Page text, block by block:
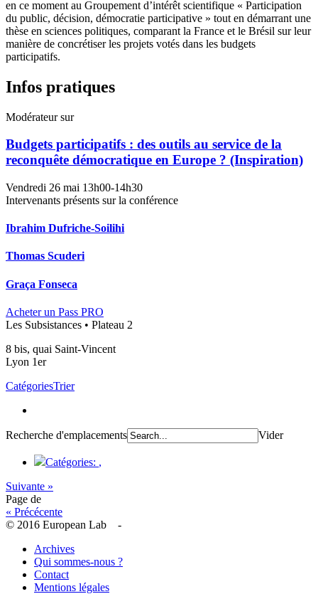
en ce moment au Groupement d’intérêt scientifique « Participation
du public, décision, démocratie participative » tout en démarrant une
thèse en sciences politiques, comparant la France et le Brésil sur leur
manière de concrétiser les projets votés dans les budgets
participatifs.
Infos pratiques
Modérateur sur
Budgets participatifs : des outils au service de la
reconquête démocratique en Europe ? (Inspiration)
Vendredi 26 mai 13h00-14h30
Intervenants présents sur la conférence
Ibrahim Dufriche-Soilihi
Thomas Scuderi
Graça Fonseca
Acheter un Pass PRO
Les Subsistances • Plateau 2
8 bis, quai Saint-Vincent
Lyon 1er
CatégoriesTrier
Recherche d'emplacements Vider
Catégories: ,
Suivante »
Page de
« Précécente
© 2016 European Lab -
Archives
Qui sommes-nous ?
Contact
Mentions légales